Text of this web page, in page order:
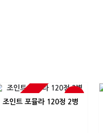
Sold Out
조인트 포뮬라 120정 2병